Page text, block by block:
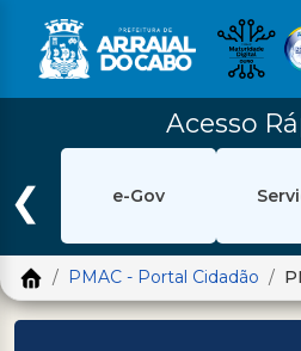
Início
Login
Acesso
❮ e-Gov
PMAC - Portal Cidadão